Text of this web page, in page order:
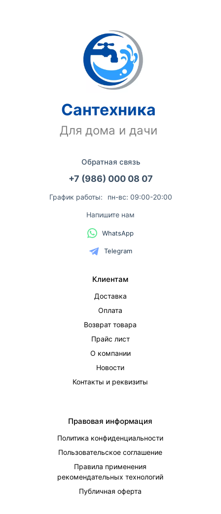
Сантехника
Для дома и дачи
Обратная связь
+7 (986) 000 08 07
График работы: пн-вс: 09:00-20:00
Напишите нам
WhatsApp
Telegram
Клиентам
Доставка
Оплата
Возврат товара
Прайс лист
О компании
Новости
Контакты и реквизиты
Правовая информация
Политика конфиденциальности
Пользовательское соглашение
Правила применения
рекомендательных технологий
Публичная оферта